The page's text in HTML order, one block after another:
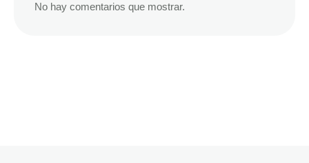
No hay comentarios que mostrar.